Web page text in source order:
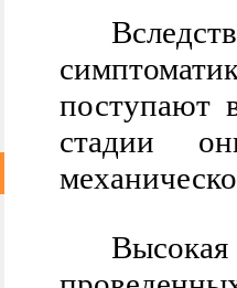
поступают
стадии